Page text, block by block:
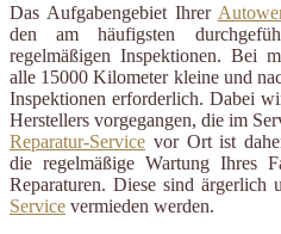
Das Aufgabengebiet Ihrer
den am häufigsten
regelmäßigen Inspektionen. Bei
alle 15000 Kilometer kleine und
Inspektionen erforderlich. Dabei
Herstellers vorgegangen, die im
Reparatur-Service vor Ort ist
die regelmäßige Wartung Ihres
Reparaturen. Diese sind ärgerlich
Service vermieden werden.